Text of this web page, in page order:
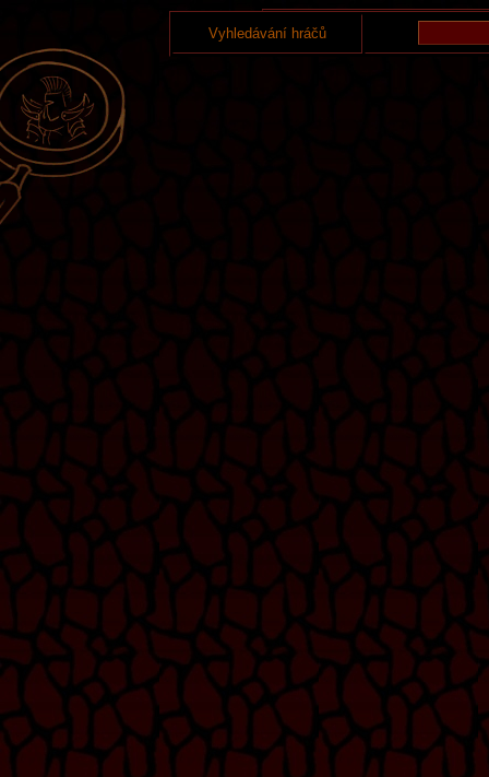
Vyhledávání hráčů